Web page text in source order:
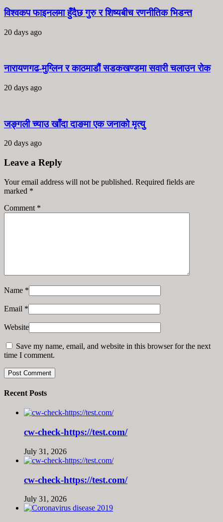
विश्वकप फाइनलमा हुँदैछ गुरु र शिष्यबीच रणनीतिक भिडन्त
20 days ago
नारायणगढ-मुग्लिन र काठमाडौं सडकखण्डमा सवारी चलाउन रोक
20 days ago
जङ्गली च्याउ खाँदा दाङमा एक जनाको मृत्यु
20 days ago
Leave a Reply
Your email address will not be published. Required fields are
marked *
Comment *
Name *
Email *
Website
Save my name, email, and website in this browser for the next
time I comment.
Recent Posts
cw-check-https://test.com/
July 31, 2026
cw-check-https://test.com/
July 31, 2026